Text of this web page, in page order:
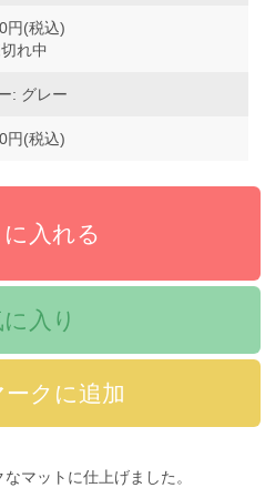
円(税込)
れ中
: グレー
円(税込)
入り
マットに仕上げました。